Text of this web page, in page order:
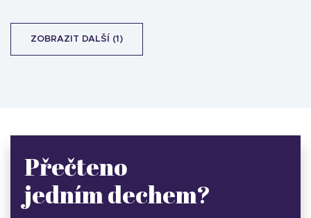
ZOBRAZIT DALŠÍ (1)
Přečteno
jedním dechem?